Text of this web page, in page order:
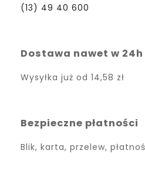
(13) 49 40 600
Dostawa nawet w 24h
Wysyłka już od 14,58 zł
Bezpieczne płatności
Blik, karta, przelew,